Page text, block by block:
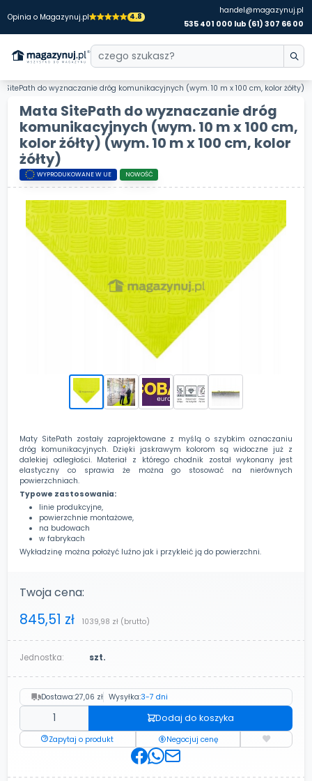
Opinia o Magazynuj.pl 4.8
handel@magazynuj.pl
535 401 000 lub (61) 307 66 00
SitePath do wyznaczanie dróg komunikacyjnych (wym. 10 m x 100 cm, kolor żółty)
Mata SitePath do wyznaczanie dróg
komunikacyjnych (wym. 10 m x 100 cm,
kolor żółty) (wym. 10 m x 100 cm, kolor
żółty)
WYPRODUKOWANE W UE NOWOŚĆ
Maty SitePath zostały zaprojektowane z myślą o szybkim oznaczaniu
dróg komunikacyjnych. Dzięki jaskrawym kolorom są widoczne już z
dalekiej odległości. Materiał z którego chodnik został wykonany jest
elastyczny co sprawia że można go stosować na nierównych
powierzchniach.
Typowe zastosowania:
linie produkcyjne,
powierzchnie montażowe,
na budowach
w fabrykach
Wykładzinę można położyć luźno jak i przykleić ją do powierzchni.
Twoja cena:
845,51 zł 1039,98 zł (brutto)
Jednostka: szt.
Dostawa:27,06 zł Wysyłka:3-7 dni
Dodaj do koszyka
Zapytaj o produkt Negocjuj cenę